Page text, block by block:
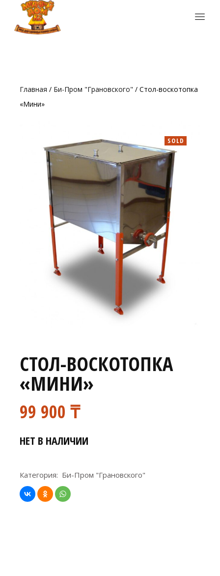
Главная / Би-Пром "Грановского" / Стол-воскотопка
«Мини»
SOLD
СТОЛ-ВОСКОТОПКА
«МИНИ»
99 900₸
НЕТ В НАЛИЧИИ
Категория: Би-Пром "Грановского"